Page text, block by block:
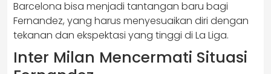
Barcelona bisa menjadi tantangan baru bagi
Fernandez, yang harus menyesuaikan diri dengan
tekanan dan ekspektasi yang tinggi di La Liga.
Inter Milan Mencermati Situasi